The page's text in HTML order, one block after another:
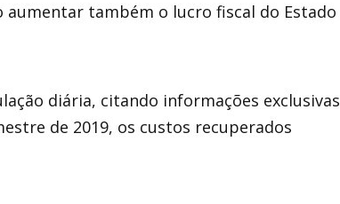
aumentar também o lucro fiscal do Estado
diária, citando informações exclusivas
de 2019, os custos recuperados